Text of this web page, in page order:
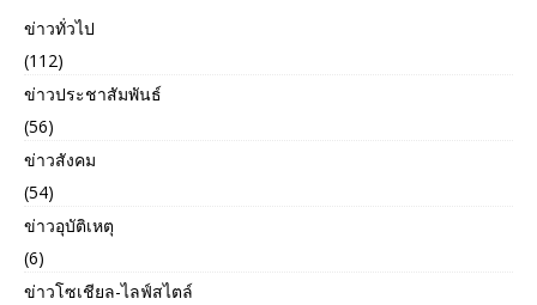
ข่าวทั่วไป
(112)
ข่าวประชาสัมพันธ์
(56)
ข่าวสังคม
(54)
ข่าวอุบัติเหตุ
(6)
ข่าวโซเชียล-ไลฟ์สไตล์